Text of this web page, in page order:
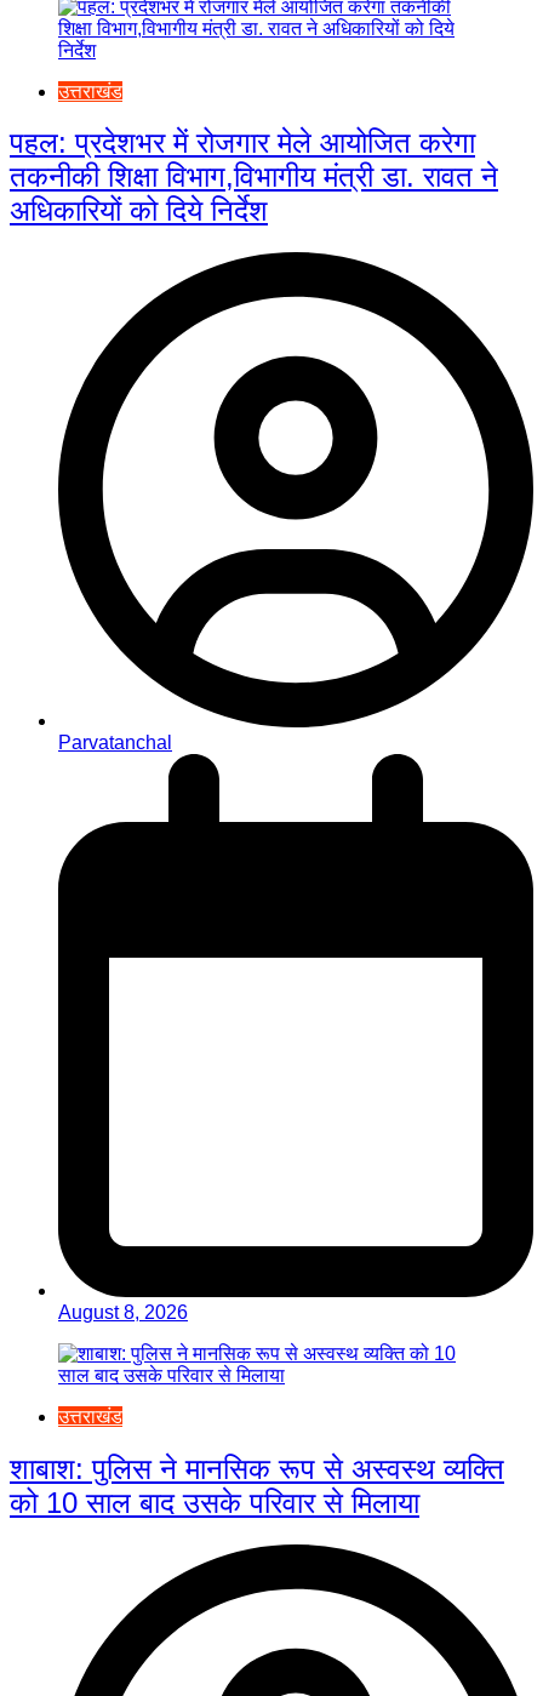
उत्तराखंड
पहल: प्रदेशभर में रोजगार मेले आयोजित करेगा
तकनीकी शिक्षा विभाग,विभागीय मंत्री डा. रावत ने
अधिकारियों को दिये निर्देश
Parvatanchal
August 8, 2026
उत्तराखंड
शाबाश: पुलिस ने मानसिक रूप से अस्वस्थ व्यक्ति
को 10 साल बाद उसके परिवार से मिलाया